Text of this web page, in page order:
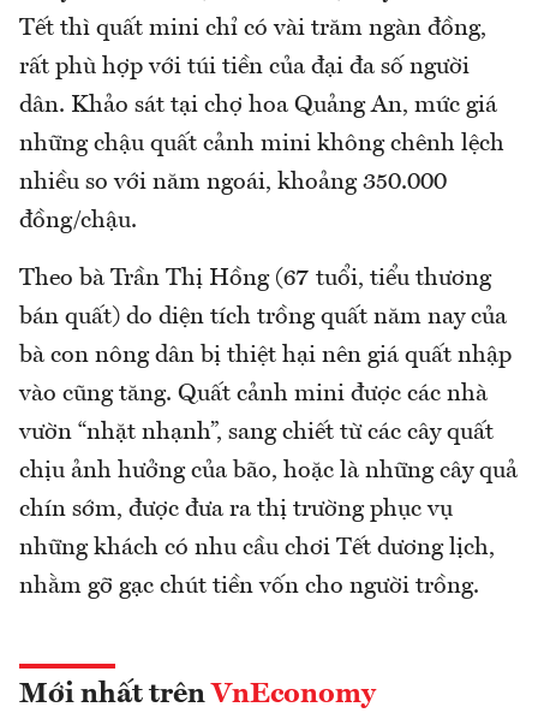
Tết thì quất mini chỉ có vài trăm ngàn đồng,
rất phù hợp với túi tiền của đại đa số người
dân. Khảo sát tại chợ hoa Quảng An, mức giá
những chậu quất cảnh mini không chênh lệch
nhiều so với năm ngoái, khoảng 350.000
đồng/chậu.
Theo bà Trần Thị Hồng (67 tuổi, tiểu thương
bán quất) do diện tích trồng quất năm nay của
bà con nông dân bị thiệt hại nên giá quất nhập
vào cũng tăng. Quất cảnh mini được các nhà
vườn “nhặt nhạnh”, sang chiết từ các cây quất
chịu ảnh hưởng của bão, hoặc là những cây quả
chín sớm, được đưa ra thị trường phục vụ
những khách có nhu cầu chơi Tết dương lịch,
nhằm gỡ gạc chút tiền vốn cho người trồng.
Mới nhất trên VnEconomy